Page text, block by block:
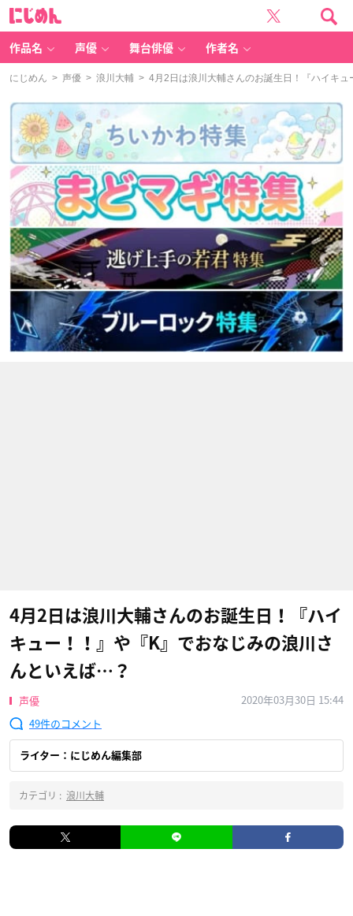
作品名 声優 舞台俳優 作者名
にじめん > 声優 > 浪川大輔 > 4月2日は浪川大輔さんのお誕生日！『ハイキ
4月2日は浪川大輔さんのお誕生日！『ハイ
キュー！！』や『K』でおなじみの浪川さ
んといえば…？
声優
2020年03月30日 15:44
49
ライター：にじめん編集部
カテゴリ : 浪川大輔